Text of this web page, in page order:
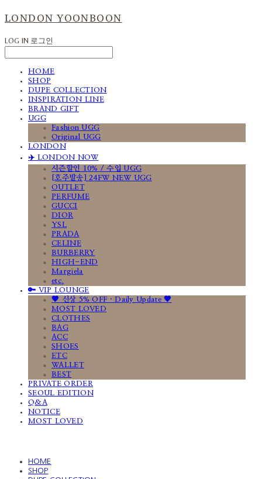
LONDON YOONBOON
LOG IN 로그인
HOME
SHOP
DUPE COLLECTION
INSPIRATION LINE
BRAND GIFT
UGG
Fashion UGG
Original UGG
LONDON
✈️ LONDON NOW
시즌할인 10% / 수입 UGG
[호주발송] 24FW NEW UGG
OUTLET
PERFUME
GUCCI
DIOR
YSL
PRADA
CELINE
BURBERRY
HIGH-END
Margiela
etc.
🔑 VIP LOUNGE
🤎 신상 5% OFF · Daily Update 🤎
MOST LOVED
CLOTHES
BAG
ACC
SHOES
ETC
WALLET
BEST
PRIVATE ORDER
SEOUL EDITION
Q&A
NOTICE
MOST LOVED
HOME
SHOP